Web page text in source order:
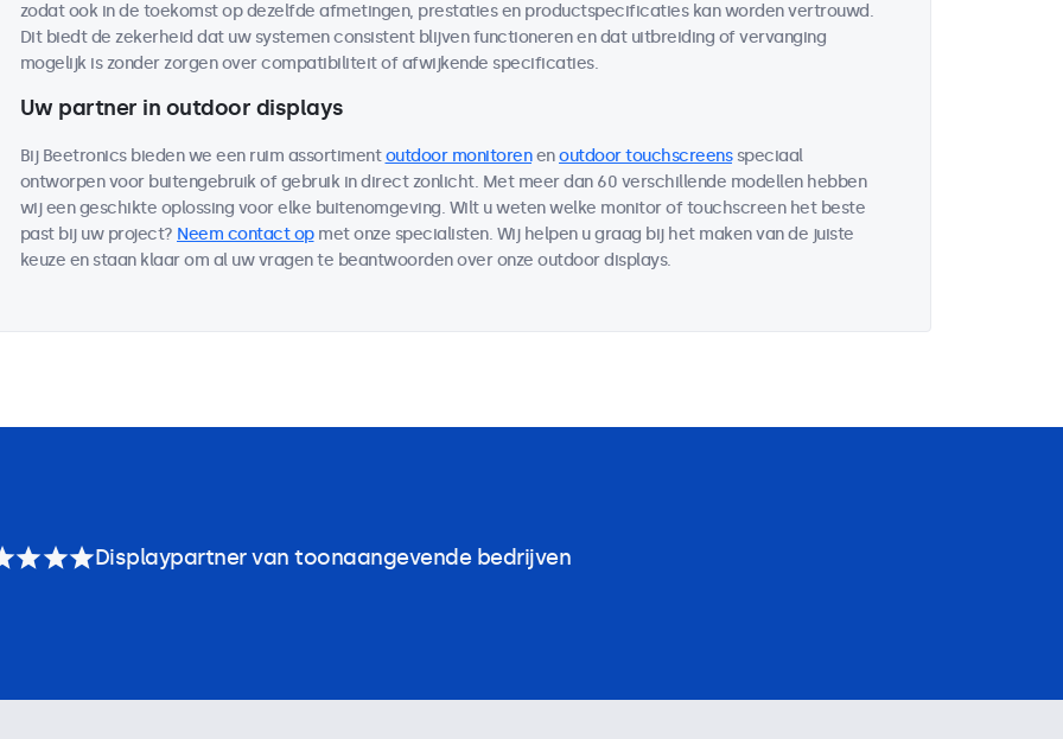
zodat ook in de toekomst op dezelfde afmetingen, prestaties en productspecificaties kan worden vertrouwd.
Dit biedt de zekerheid dat uw systemen consistent blijven functioneren en dat uitbreiding of vervanging
mogelijk is zonder zorgen over compatibiliteit of afwijkende specificaties.
Uw partner in outdoor displays
Bij Beetronics bieden we een ruim assortimentoutdoor monitorenenoutdoor touchscreensspeciaal
ontworpen voor buitengebruik of gebruik in direct zonlicht. Met meer dan 60 verschillende modellen hebben
wij een geschikte oplossing voor elke buitenomgeving. Wilt u weten welke monitor of touchscreen het beste
past bij uw project? Neem contact opmet onze specialisten. Wij helpen u graag bij het maken van de juiste
keuze en staan klaar om al uw vragen te beantwoorden over onze outdoor displays.
Displaypartner van toonaangevende bedrijven